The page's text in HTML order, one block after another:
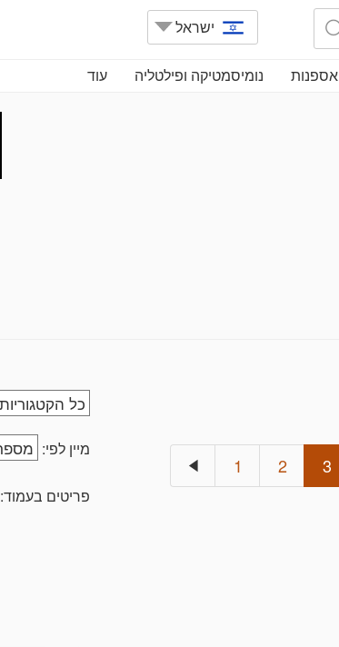
ישראל
אספנות נומיסמטיקה ופילטליה עוד
מיין לפי:
פריטים בעמוד:
1 2 3